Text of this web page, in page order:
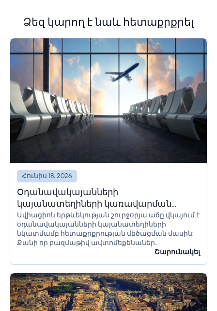
Ձեզ կարող է նաև հետաքրքրել
Հունիս 18, 2026
Օդանավակայանների
կայանատեղիների կառավարման
լուծումներ և համակարգեր
Ավիացիոն երթևեկության շուրջօրյա աճը վկայում է
օդանավակայանների կայանատեղիների
նկատմամբ հետաքրքրության մեծացման մասին:
Քանի որ բազմաթիվ ավտոմեքենաներ
օդանավակայանի տարածքում մնում են երկար
ճիշտ հաշվարկվեն՝ անցանկալի հետևանքներից
խուսափելու համար:...
Շարունակել